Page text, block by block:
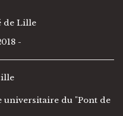
de Lille
-
universitaire du "Pont de